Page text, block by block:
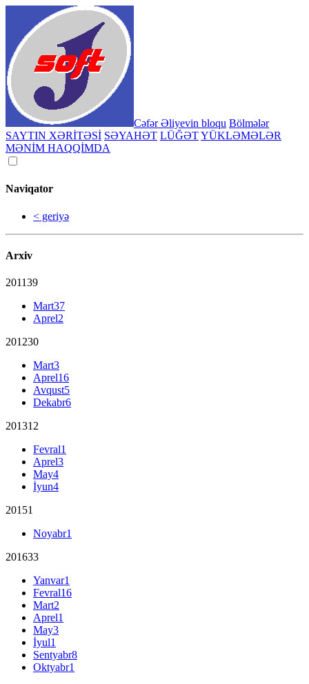
Cəfər Əliyevin bloqu Bölmələr
SAYTIN XƏRİTƏSİ SƏYAHƏT LÜĞƏTYÜKLƏMƏLƏR
MƏNİM HAQQİMDA
Naviqator
< geriyə
Arxiv
201139
Mart37
Aprel2
201230
Mart3
Aprel16
Avqust5
Dekabr6
201312
Fevral1
Aprel3
May4
İyun4
20151
Noyabr1
201633
Yanvar1
Fevral16
Mart2
Aprel1
May3
İyul1
Sentyabr8
Oktyabr1